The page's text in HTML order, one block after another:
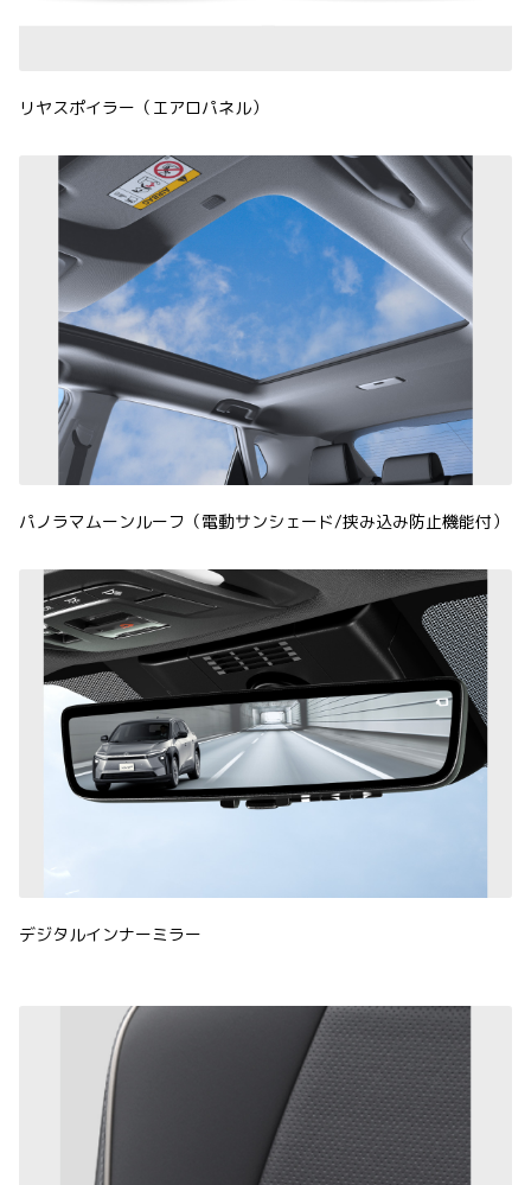
リヤスポイラー（エアロパネル）
パノラマムーンルーフ（電動サンシェード/挟み込み防止機能付）
デジタルインナーミラー